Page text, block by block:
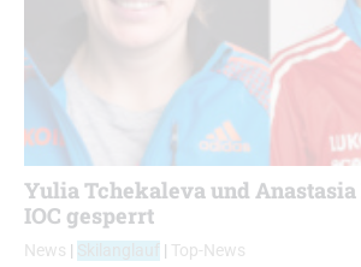
Yulia Tchekaleva und
IOC gesperrt
News | | Top-News